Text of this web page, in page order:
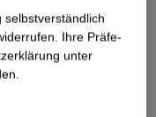
selbstverständlich
Ihre Prä­fe­
unter